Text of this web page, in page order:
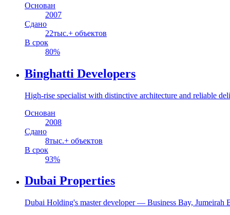
Основан
2007
Сдано
22тыс.+ объектов
В срок
80%
Binghatti Developers
High-rise specialist with distinctive architecture and reliable
Основан
2008
Сдано
8тыс.+ объектов
В срок
93%
Dubai Properties
Dubai Holding's master developer — Business Bay, Jumeirah